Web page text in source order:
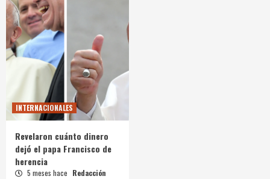
INTERNACIONALES
Revelaron cuánto dinero
dejó el papa Francisco de
herencia
5 meses hace Redacción